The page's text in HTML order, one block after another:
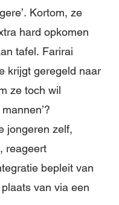
Kortom, ze
hard opkomen
tafel. Farirai
krijgt geregeld naar
ze toch wil
jongeren zelf,
reageert
bepleit van
van via een